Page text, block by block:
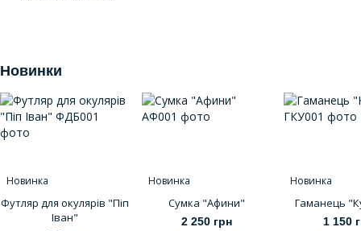
Новинки
Новинка
Футляр для окулярів "Піп
Іван"
Новинка
Сумка "Афини"
2 250 грн
Новинка
Гаманець
1 150